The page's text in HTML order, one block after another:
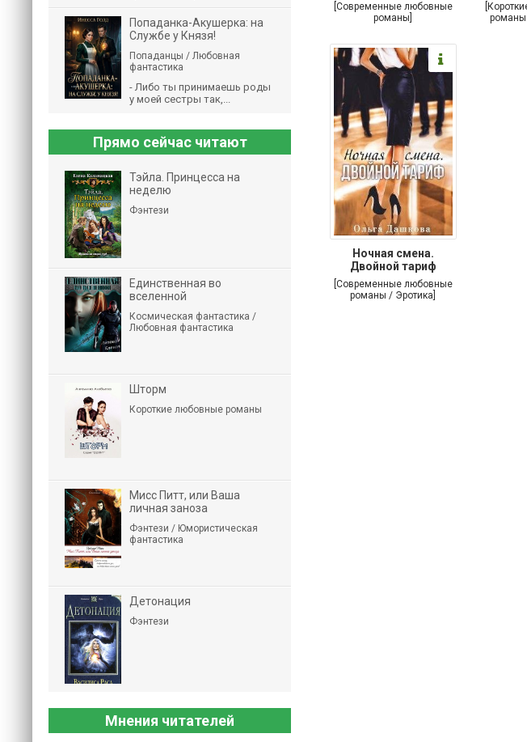
[Современные любовные
романы]
романы
Ночная смена.
Двойной тариф
[Современные любовные
романы / Эротика]
Попаданка-Акушерка: на
Службе у Князя!
Попаданцы / Любовная
фантастика
- Либо ты принимаешь роды
у моей сестры так,...
Прямо сейчас читают
Тэйла. Принцесса на
неделю
Фэнтези
Единственная во
вселенной
Космическая фантастика /
Любовная фантастика
Шторм
Короткие любовные романы
Мисс Питт, или Ваша
личная заноза
Фэнтези / Юмористическая
фантастика
Детонация
Фэнтези
Мнения читателей